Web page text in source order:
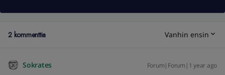
2 kommenttia Vanhin ensin
Sokrates Forum|Forum|1 year ago